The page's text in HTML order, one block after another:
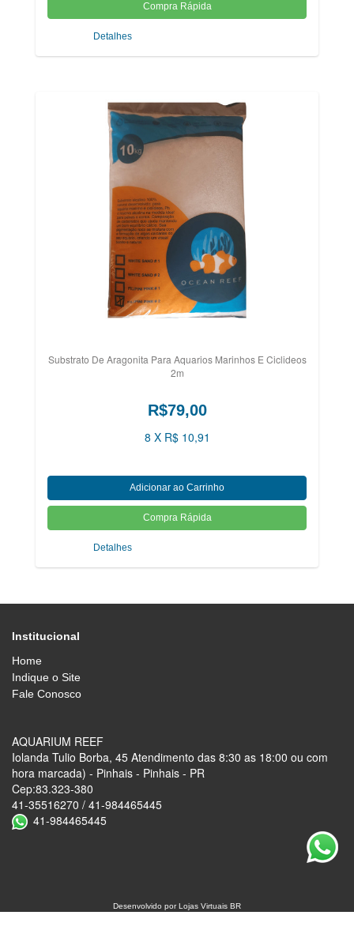
Detalhes
Substrato De Aragonita Para Aquarios Marinhos E Ciclideos
2m
R$79,00
8 X R$ 10,91
Detalhes
Institucional
Home
Indique o Site
Fale Conosco
AQUARIUM REEF
Iolanda Tulio Borba, 45 Atendimento das 8:30 as 18:00 ou com
hora marcada) - Pinhais - Pinhais - PR
Cep:83.323-380
41-35516270 / 41-984465445
41-984465445
Desenvolvido porLojas Virtuais BR